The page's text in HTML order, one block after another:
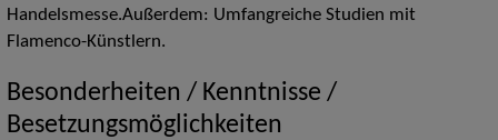
Handelsmesse.Außerdem: Umfangreiche Studien mit
Flamenco-Künstlern.
Besonderheiten / Kenntnisse /
Besetzungsmöglichkeiten